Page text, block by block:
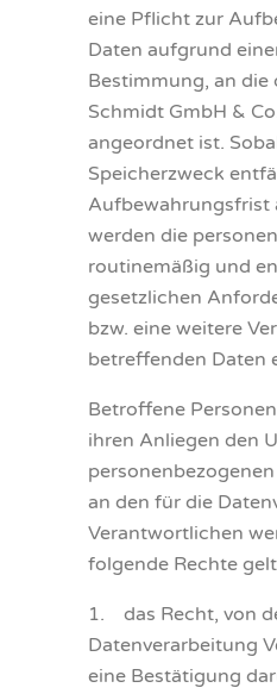
eine Pflicht zur
Daten aufgrund
Bestimmung, an die
Schmidt GmbH &
angeordnet ist.
Speicherzweck
Aufbewahrungsfrist
werden die
routinemäßig und
gesetzlichen
bzw. eine weitere
betreffenden Daten
Betroffene
ihren Anliegen den
an den für die
Verantwortlichen
folgende Rechte
1. das Recht, von
Datenverarbeitung
eine Bestätigung